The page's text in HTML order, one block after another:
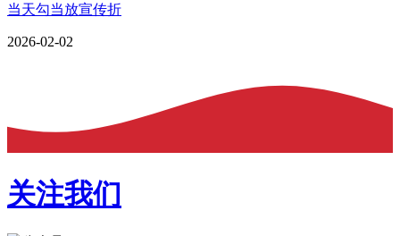
当天勾当放宣传折
2026-02-02
关注我们